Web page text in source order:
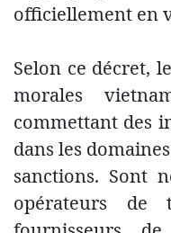
officiellement en
Selon ce décret,
morales
commettant des
dans les
sanctions. Sont
opérateurs de